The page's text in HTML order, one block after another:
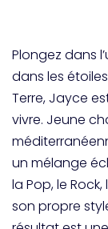
Plongez dans
dans les
Terre, Jayce
vivre. Jeune
un mélange
la Pop, le
son propre